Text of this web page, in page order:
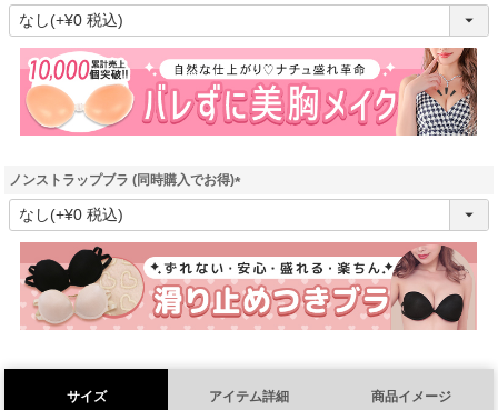
(
須
)
ノンストラップブラ (同時購入でお得)
(
須
)
サイズ アイテム詳細 商品イメージ